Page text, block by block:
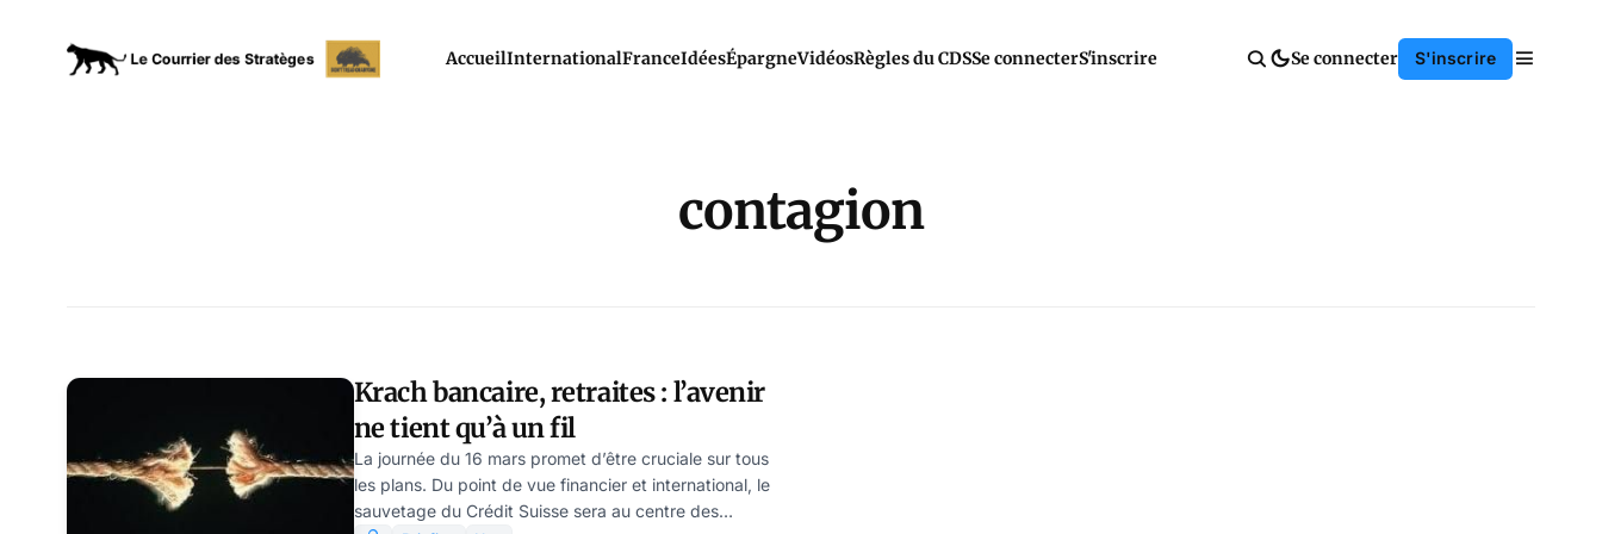
AccueilInternationalFranceIdéesÉpargneVidéosRègles du CDSSe connecterS'inscrire Se connecter S'inscrire
contagion
Krach bancaire, retraites : l’avenir
ne tient qu’à un fil
La journée du 16 mars promet d’être cruciale sur tous
les plans. Du point de vue financier et international, le
sauvetage du Crédit Suisse sera au centre des